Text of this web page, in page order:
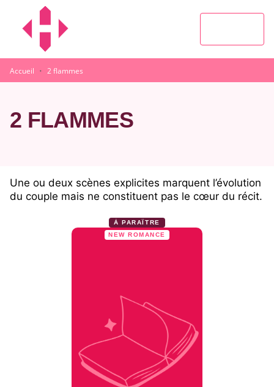
MENU
Accueil · 2 flammes
2 FLAMMES
Une ou deux scènes explicites marquent l’évolution
du couple mais ne constituent pas le cœur du récit.
À PARAÎTRE
NEW ROMANCE